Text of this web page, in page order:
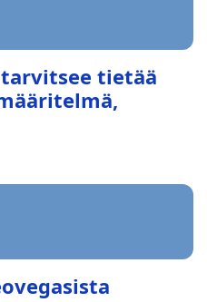
tietää